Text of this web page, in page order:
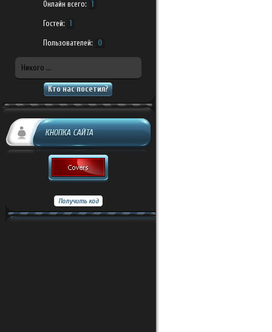
Онлайн всего: 1
Гостей: 1
Пользователей: 0
Никого ...
Кто нас посетил?
КНОПКА САЙТА